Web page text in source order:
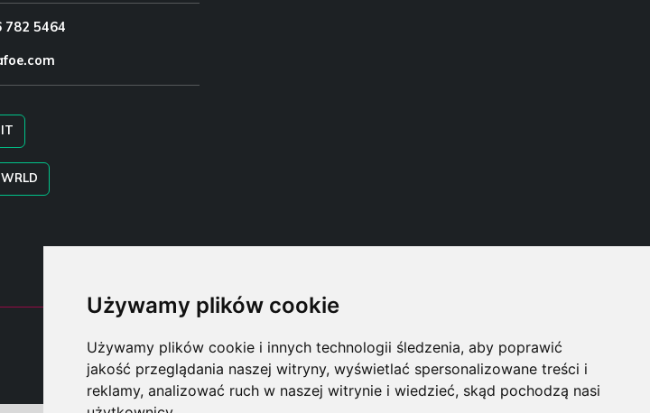
Używamy plików cookie
Używamy plików cookie i innych technologii śledzenia, aby poprawić
jakość przeglądania naszej witryny, wyświetlać spersonalizowane treści i
reklamy, analizować ruch w naszej witrynie i wiedzieć, skąd pochodzą nasi
782 5464